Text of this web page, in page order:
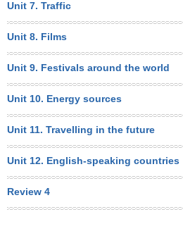
Unit 7. Traffic
Unit 8. Films
Unit 9. Festivals around the world
Unit 10. Energy sources
Unit 11. Travelling in the future
Unit 12. English-speaking countries
Review 4